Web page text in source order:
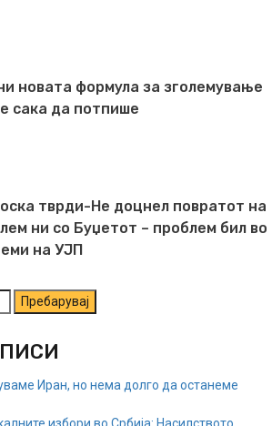
новата формула за зголемување
сака да потпише
тврди-Не доцнел повратот на
ни со Буџетот – проблем бил во
на УЈП
Иран, но нема долго да останеме
избори во Србија: Насилството,